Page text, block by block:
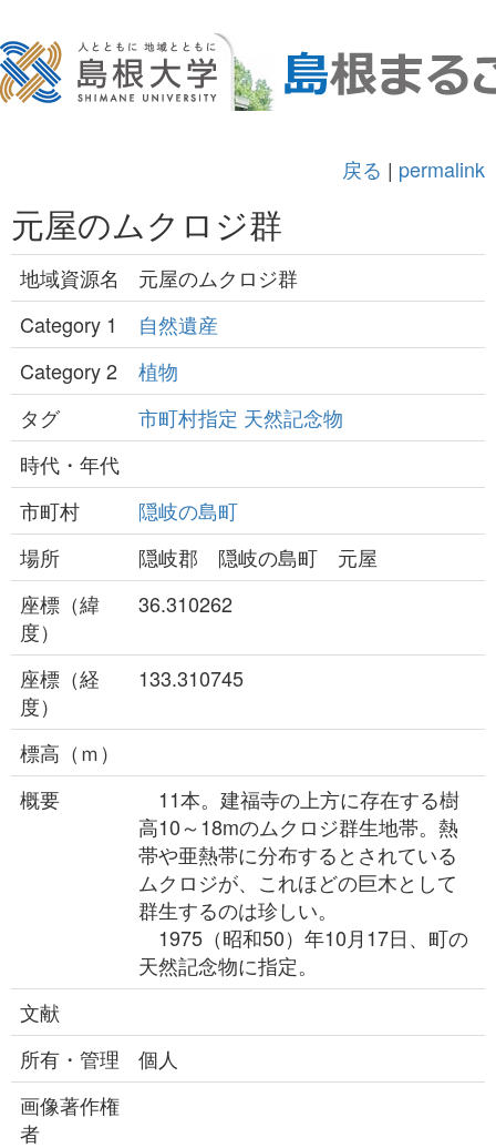
戻る | permalink
元屋のムクロジ群
地域資源名
元屋のムクロジ群
Category 1
自然遺産
Category 2
植物
タグ
市町村指定 天然記念物
時代・年代
市町村
隠岐の島町
場所
隠岐郡 隠岐の島町 元屋
座標（緯
度）
36.310262
座標（経
度）
133.310745
標高（ｍ）
概要
11本。建福寺の上方に存在する樹
高10～18mのムクロジ群生地帯。熱
帯や亜熱帯に分布するとされている
ムクロジが、これほどの巨木として
群生するのは珍しい。
1975（昭和50）年10月17日、町の
天然記念物に指定。
文献
所有・管理
個人
画像著作権
者